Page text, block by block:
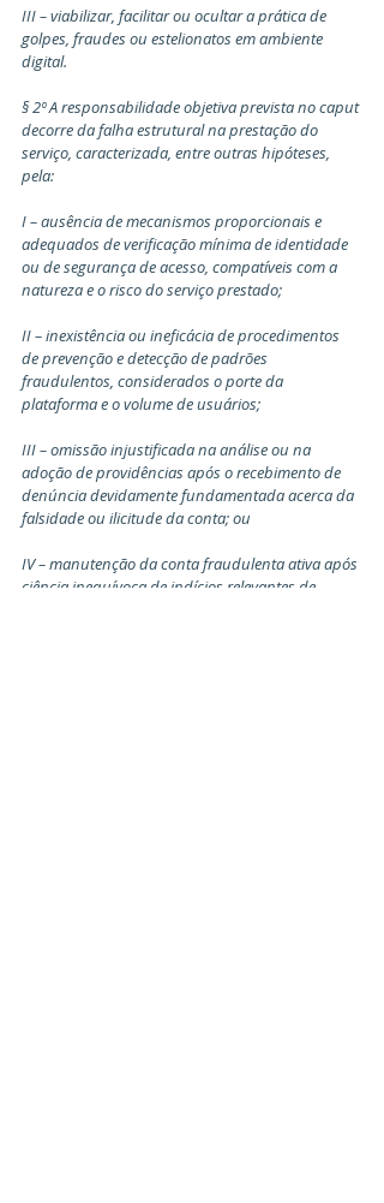
III – viabilizar, facilitar ou ocultar a prática de
golpes, fraudes ou estelionatos em ambiente
digital.
§ 2º A responsabilidade objetiva prevista no caput
decorre da falha estrutural na prestação do
serviço, caracterizada, entre outras hipóteses,
pela:
I – ausência de mecanismos proporcionais e
adequados de verificação mínima de identidade
ou de segurança de acesso, compatíveis com a
natureza e o risco do serviço prestado;
II – inexistência ou ineficácia de procedimentos
de prevenção e detecção de padrões
fraudulentos, considerados o porte da
plataforma e o volume de usuários;
III – omissão injustificada na análise ou na
adoção de providências após o recebimento de
denúncia devidamente fundamentada acerca da
falsidade ou ilicitude da conta; ou
IV – manutenção da conta fraudulenta ativa após
ciência inequívoca de indícios relevantes de